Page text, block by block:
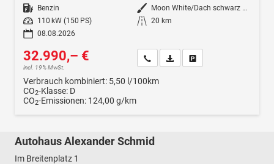
Kraftstoff Benzin Außenfarbe
Moon White/Dach schwarz Metallic (2Y1Z)
Leistung
110 kW (150 PS) Kilometerstand 20 km
08.08.2026
32.990,– €
incl. 19% MwSt.
Wir rufen Sie anFahrzeugexposé (PDF)
Verbrauch kombiniert: 5,50 l/100km
CO2-Klasse: D
CO2-Emissionen: 124,00 g/km
Autohaus Alexander Schmid
Im Breitenplatz 1